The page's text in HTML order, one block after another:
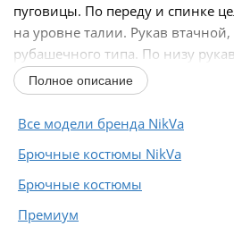
пуговицы. По переду и спинке
на уровне талии. Рукав
рубашечного типа. По низу
Полное описание
Все модели бренда NikVa
Брючные костюмы NikVa
Брючные костюмы
Премиум